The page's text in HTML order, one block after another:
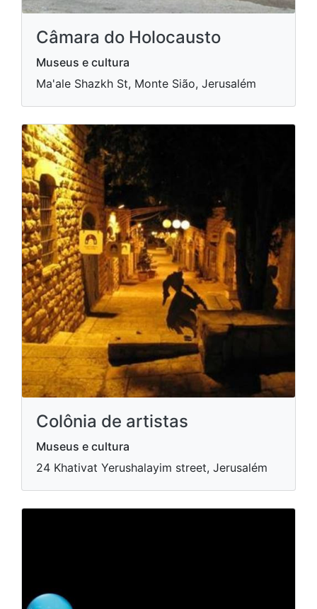
Câmara do Holocausto
Museus e cultura
Ma'ale Shazkh St, Monte Sião, Jerusalém
Colônia de artistas
Museus e cultura
24 Khativat Yerushalayim street, Jerusalém